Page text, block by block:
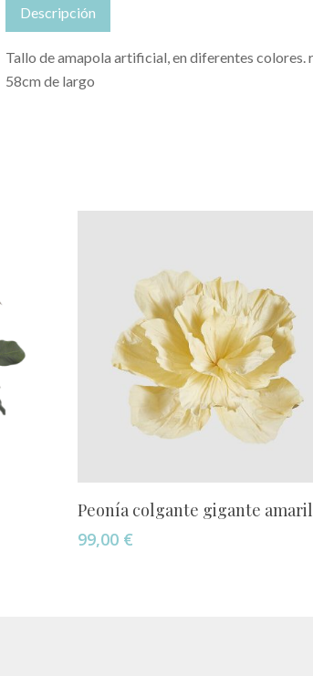
Descripción
Tallo de amapola artificial, en diferentes colores.
58cm de largo
Añadir Al Carrito
Peonía colgante gigante
99,00 €